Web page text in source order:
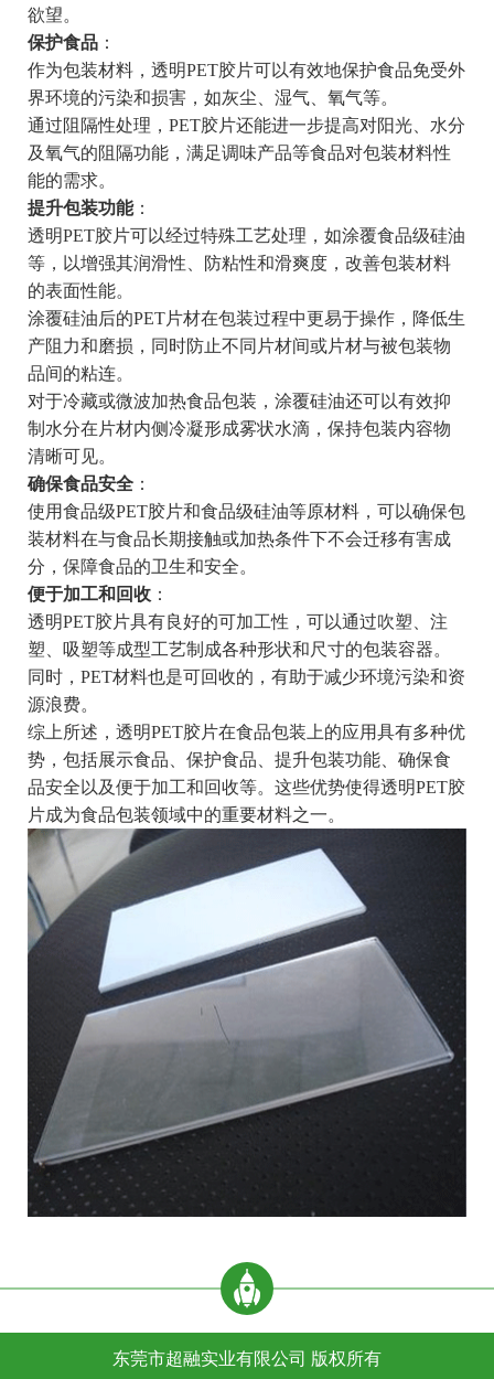
欲望。
保护食品：
作为包装材料，透明PET胶片可以有效地保护食品免受外
界环境的污染和损害，如灰尘、湿气、氧气等。
通过阻隔性处理，PET胶片还能进一步提高对阳光、水分
及氧气的阻隔功能，满足调味产品等食品对包装材料性
能的需求。
提升包装功能：
透明PET胶片可以经过特殊工艺处理，如涂覆食品级硅油
等，以增强其润滑性、防粘性和滑爽度，改善包装材料
的表面性能。
涂覆硅油后的PET片材在包装过程中更易于操作，降低生
产阻力和磨损，同时防止不同片材间或片材与被包装物
品间的粘连。
对于冷藏或微波加热食品包装，涂覆硅油还可以有效抑
制水分在片材内侧冷凝形成雾状水滴，保持包装内容物
清晰可见。
确保食品安全：
使用食品级PET胶片和食品级硅油等原材料，可以确保包
装材料在与食品长期接触或加热条件下不会迁移有害成
分，保障食品的卫生和安全。
便于加工和回收：
透明PET胶片具有良好的可加工性，可以通过吹塑、注
塑、吸塑等成型工艺制成各种形状和尺寸的包装容器。
同时，PET材料也是可回收的，有助于减少环境污染和资
源浪费。
综上所述，透明PET胶片在食品包装上的应用具有多种优
势，包括展示食品、保护食品、提升包装功能、确保食
品安全以及便于加工和回收等。这些优势使得透明PET胶
片成为食品包装领域中的重要材料之一。
东莞市超融实业有限公司 版权所有